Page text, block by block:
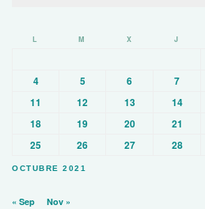
OCTUBRE 2021
L M X J
4 5 6 7
11 12 13 14
18 19 20 21
25 26 27 28
« Sep Nov »